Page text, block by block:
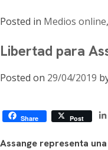
Posted in Medios online,
Libertad para
Posted on 29/04/2019
Share Post
Assange representa